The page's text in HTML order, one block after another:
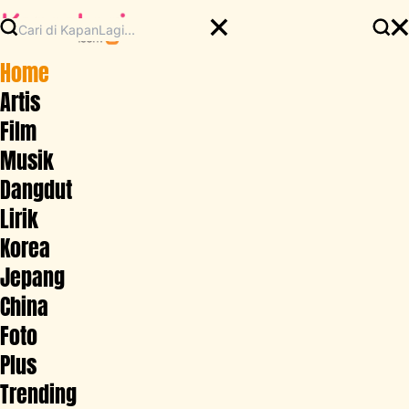
Home
Artis
Film
Musik
Dangdut
Lirik
Korea
Jepang
China
Foto
Plus
Trending